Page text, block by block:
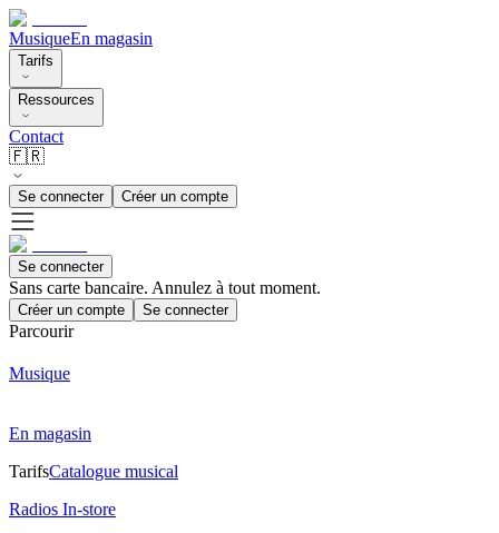
MusiqueEn magasin
Tarifs
Ressources
Contact
🇫🇷
Se connecter Créer un compte
Se connecter
Sans carte bancaire. Annulez à tout moment.
Créer un compte Se connecter
Parcourir
Musique
En magasin
TarifsCatalogue musical
Radios In-store